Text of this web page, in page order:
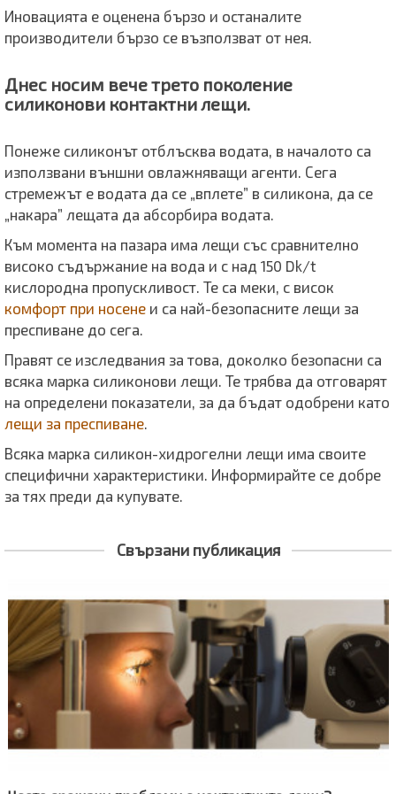
Иновацията е оценена бързо и останалите
производители бързо се възползват от нея.
Днес носим вече трето поколение
силиконови контактни лещи.
Понеже силиконът отблъсква водата, в началото са
използвани външни овлажняващи агенти. Сега
стремежът е водата да се „вплете” в силикона, да се
„накара” лещата да абсорбира водата.
Към момента на пазара има лещи със сравнително
високо съдържание на вода и с над 150 Dk/t
кислородна пропускливост. Те са меки, с висок
комфорт при носене и са най-безопасните лещи за
преспиване до сега.
Правят се изследвания за това, доколко безопасни са
всяка марка силиконови лещи. Те трябва да отговарят
на определени показатели, за да бъдат одобрени като
лещи за преспиване
Всяка марка силикон-хидрогелни лещи има своите
специфични характеристики. Информирайте се добре
за тях преди да купувате.
Свързани публикация